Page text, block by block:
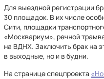
Для выездной регистрации
30 площадок. В их числе
Сити, площадки
«Москвариум», речной
на ВДНХ. Заключить брак на
в выходные, но и в будни.
На странице спецпроекта